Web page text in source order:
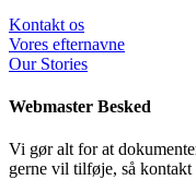
Kontakt os
Vores efternavne
Our Stories
Webmaster Besked
Vi gør alt for at
gerne vil tilføje, så kontakt